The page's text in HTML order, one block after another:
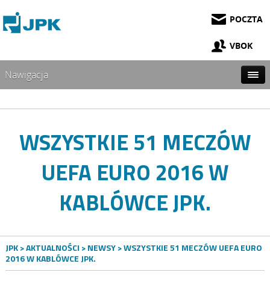
POCZTA
VBOK
Nawigacja
WSZYSTKIE 51 MECZÓW
UEFA EURO 2016 W
KABLÓWCE JPK.
JPK>AKTUALNOŚCI >NEWSY> WSZYSTKIE 51 MECZÓW UEFA EURO
2016 W KABLÓWCE JPK.